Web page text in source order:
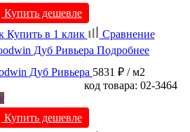
Купить дешевле
Купить в 1 клик
Сравнение
Подробнее
Дуб Ривьера 5831 ₽ / м2
код товара: 02-3464
Купить дешевле